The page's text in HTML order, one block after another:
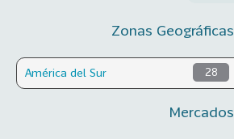
Zonas Geográficas
América del Sur 28
Mercados